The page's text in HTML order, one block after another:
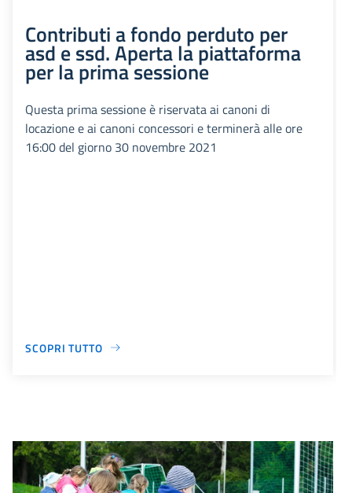
Contributi a fondo perduto per
asd e ssd. Aperta la piattaforma
per la prima sessione
Questa prima sessione è riservata ai canoni di
locazione e ai canoni concessori e terminerà alle ore
16:00 del giorno 30 novembre 2021
SCOPRI TUTTO